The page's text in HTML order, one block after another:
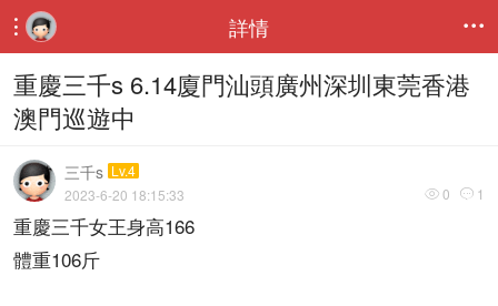
 詳情 
重慶三千s 6.14廈門汕頭廣州深圳東莞香港
澳門巡遊中
三千s Lv.4
 0  1
2023-6-20 18:15:33
重慶三千女王身高166
體重106斤